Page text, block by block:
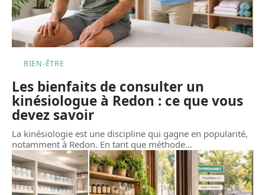
BIEN-ÊTRE
Les bienfaits de consulter un
kinésiologue à Redon : ce que vous
devez savoir
La kinésiologie est une discipline qui gagne en popularité,
notamment à Redon. En tant que méthode…